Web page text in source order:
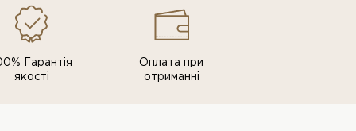
Гарантія
якості
Оплата при
отриманні